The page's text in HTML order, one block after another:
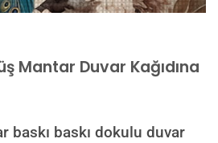
Mantar Duvar Kağıdına
baskı dokulu duvar